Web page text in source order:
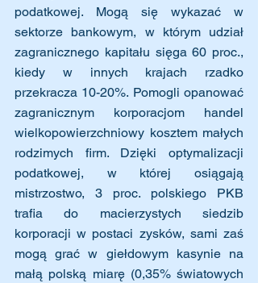
podatkowej. Mogą się wykazać w
sektorze bankowym, w którym udział
zagranicznego kapitału sięga 60 proc.,
kiedy w innych krajach rzadko
przekracza 10-20%. Pomogli opanować
zagranicznym korporacjom handel
wielkopowierzchniowy kosztem małych
rodzimych firm. Dzięki optymalizacji
podatkowej, w której osiągają
mistrzostwo, 3 proc. polskiego PKB
trafia do macierzystych siedzib
korporacji w postaci zysków, sami zaś
mogą grać w giełdowym kasynie na
małą polską miarę (0,35% światowych